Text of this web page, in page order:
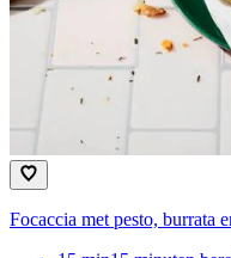
Focaccia met pesto, burrata